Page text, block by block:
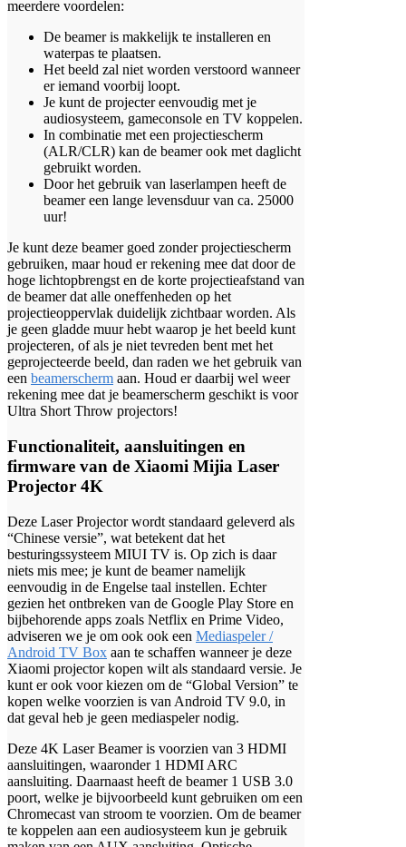
meerdere voordelen:
De beamer is makkelijk te installeren en
waterpas te plaatsen.
Het beeld zal niet worden verstoord wanneer
er iemand voorbij loopt.
Je kunt de projecter eenvoudig met je
audiosysteem, gameconsole en TV koppelen.
In combinatie met een projectiescherm
(ALR/CLR) kan de beamer ook met daglicht
gebruikt worden.
Door het gebruik van laserlampen heeft de
beamer een lange levensduur van ca. 25000
uur!
Je kunt deze beamer goed zonder projectiescherm
gebruiken, maar houd er rekening mee dat door de
hoge lichtopbrengst en de korte projectieafstand van
de beamer dat alle oneffenheden op het
projectieoppervlak duidelijk zichtbaar worden. Als
je geen gladde muur hebt waarop je het beeld kunt
projecteren, of als je niet tevreden bent met het
geprojecteerde beeld, dan raden we het gebruik van
een beamerscherm aan. Houd er daarbij wel weer
rekening mee dat je beamerscherm geschikt is voor
Ultra Short Throw projectors!
Functionaliteit, aansluitingen en
firmware van de Xiaomi Mijia Laser
Projector 4K
Deze Laser Projector wordt standaard geleverd als
“Chinese versie”, wat betekent dat het
besturingssysteem MIUI TV is. Op zich is daar
niets mis mee; je kunt de beamer namelijk
eenvoudig in de Engelse taal instellen. Echter
gezien het ontbreken van de Google Play Store en
bijbehorende apps zoals Netflix en Prime Video,
adviseren we je om ook ook een Mediaspeler /
Android TV Box aan te schaffen wanneer je deze
Xiaomi projector kopen wilt als standaard versie. Je
kunt er ook voor kiezen om de “Global Version” te
kopen welke voorzien is van Android TV 9.0, in
dat geval heb je geen mediaspeler nodig.
Deze 4K Laser Beamer is voorzien van 3 HDMI
aansluitingen, waaronder 1 HDMI ARC
aansluiting. Daarnaast heeft de beamer 1 USB 3.0
poort, welke je bijvoorbeeld kunt gebruiken om een
Chromecast van stroom te voorzien. Om de beamer
te koppelen aan een audiosysteem kun je gebruik